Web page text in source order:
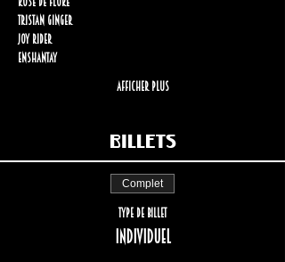
Tristan Ginger
Joy Rider
Enshantay
Afficher plus
Billets
Complet
Type de billet
Individuel